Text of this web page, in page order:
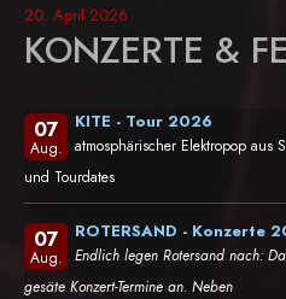
20. April 2026
KONZERTE &
07
Aug.
KITE - Tour 2026
atmosphärischer Elektropop aus
und Tourdates
07
Aug.
ROTERSAND - Konzerte
Endlich legen Rotersand nach:
gesäte Konzert-Termine an. Neben